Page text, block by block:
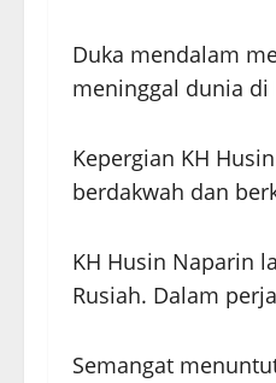
Duka mendalam
meninggal dunia di
Kepergian KH
berdakwah dan
KH Husin Naparin
Rusiah. Dalam
Semangat